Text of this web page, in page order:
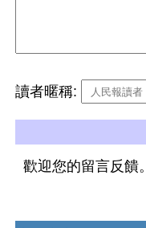
讀者暱稱:
歡迎您的留言反饋。